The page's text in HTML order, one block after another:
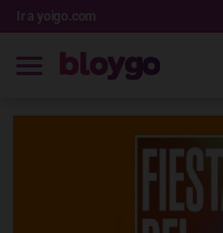
Ir a yoigo.com